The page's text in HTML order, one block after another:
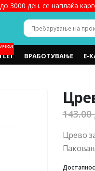
3000 ден. се наплаќа
ВРАБОТУВАЊЕ Е-
143.00
Црево